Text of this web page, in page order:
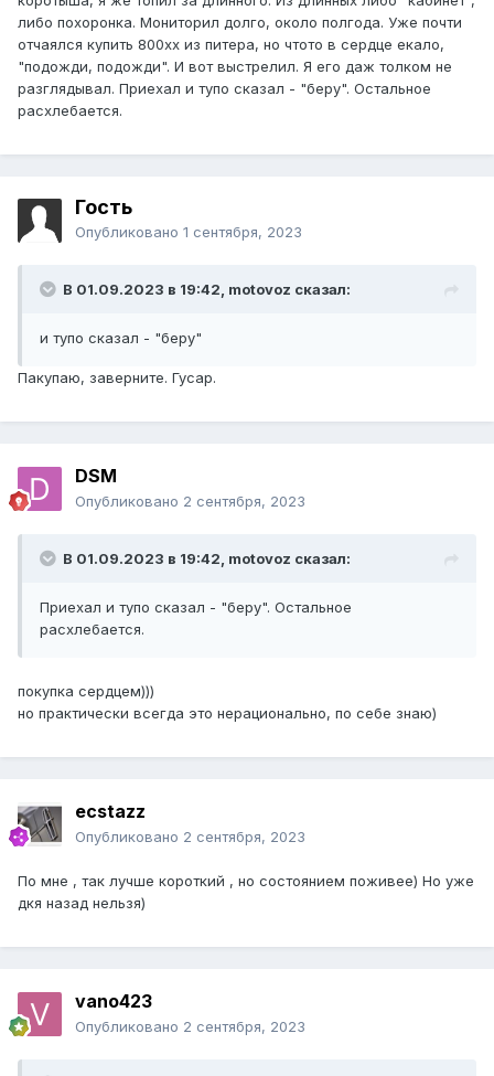
либо похоронка. Мониторил долго, около полгода. Уже почти
отчаялся купить 800хх из питера, но чтото в сердце екало,
"подожди, подожди". И вот выстрелил. Я его даж толком не
разглядывал. Приехал и тупо сказал - "беру". Остальное
расхлебается.
Гость
Опубликовано 1 сентября, 2023
В 01.09.2023 в 19:42, motovoz сказал:
и тупо сказал - "беру"
Пакупаю, заверните. Гусар.
DSM
Опубликовано 2 сентября, 2023
В 01.09.2023 в 19:42, motovoz сказал:
Приехал и тупо сказал - "беру". Остальное
расхлебается.
покупка сердцем)))
но практически всегда это нерационально, по себе знаю)
ecstazz
Опубликовано 2 сентября, 2023
По мне , так лучше короткий , но состоянием поживее) Но уже
дкя назад нельзя)
vano423
Опубликовано 2 сентября, 2023